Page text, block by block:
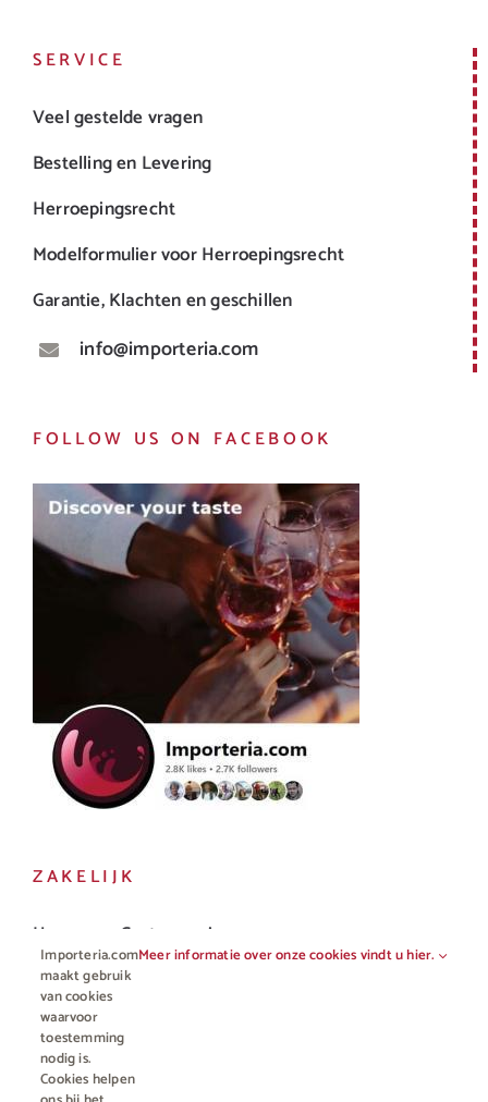
SERVICE
Veel gestelde vragen
Bestelling en Levering
Herroepingsrecht
Modelformulier voor Herroepingsrecht
Garantie, Klachten en geschillen
info@importeria.com
FOLLOW US ON FACEBOOK
ZAKELIJK
Horeca en Gastronomie
Vakhandel
Importeria.com
maakt gebruik
van cookies
waarvoor
toestemming
nodig is.
Cookies helpen
Meer informatie over onze cookies vindt u hier.